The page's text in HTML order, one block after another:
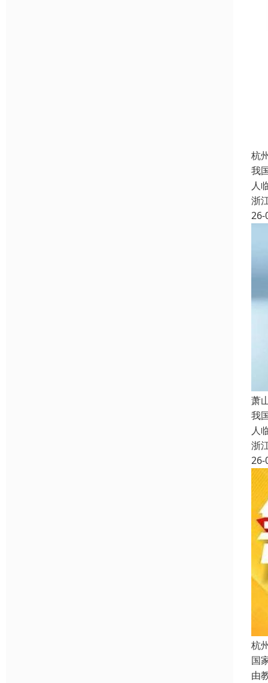
杭
我
人
浙
26-
萧
我
人
浙
26-
杭
国
由